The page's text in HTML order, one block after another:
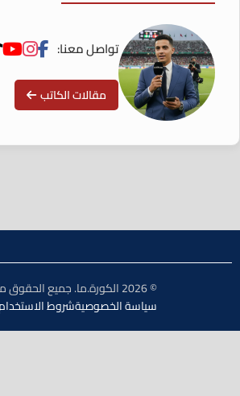
تواصل معنا:
مقالات الكاتب
سياسة الخصوصيةشروط الاستخدام